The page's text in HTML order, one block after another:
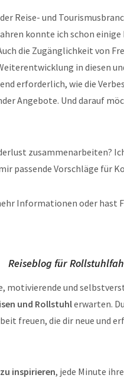
Reise- und
konnte ich schon
die Zugänglichkeit von
in diesen
erforderlich, wie die
Angebote. Und darauf
zusammenarbeiten?
passende Vorschläge für
Informationen oder hast
Reiseblog für
motivierende und
und Rollstuhlerwarten.
freuen, die dir neue und
inspirieren, jede Minute